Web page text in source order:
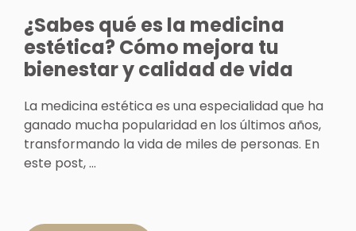
¿Sabes qué es la medicina
estética? Cómo mejora tu
bienestar y calidad de vida
La medicina estética es una especialidad que ha
ganado mucha popularidad en los últimos años,
transformando la vida de miles de personas. En
este post, ...